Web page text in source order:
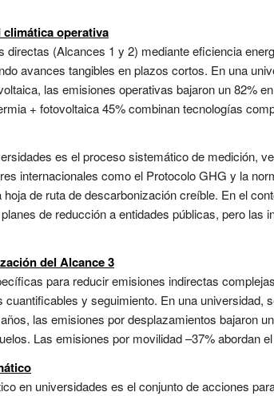
operativa
directas (Alcances 1 y 2) mediante eficiencia
avances tangibles en plazos cortos. En una
las emisiones operativas bajaron un 82%
+ fotovoltaica 45% combinan tecnologías
es el proceso sistemático de medición,
internacionales como el Protocolo GHG y la
de ruta de descarbonización creíble. En el
de reducción a entidades públicas, pero
del Alcance 3
para reducir emisiones indirectas
y seguimiento. En una universidad,
las emisiones por desplazamientos bajaron
Las emisiones por movilidad –37% abordan
en universidades es el conjunto de acciones